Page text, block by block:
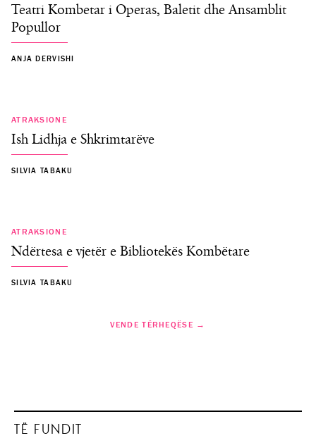
Teatri Kombetar i Operas, Baletit dhe Ansamblit
Popullor
ANJA DERVISHI
ATRAKSIONE
Ish Lidhja e Shkrimtarëve
SILVIA TABAKU
ATRAKSIONE
Ndërtesa e vjetër e Bibliotekës Kombëtare
SILVIA TABAKU
VENDE TËRHEQËSE →
TË FUNDIT